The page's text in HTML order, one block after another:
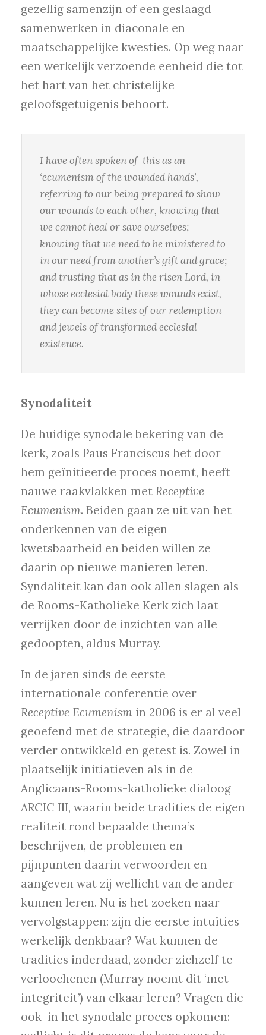
gezellig samenzijn of een geslaagd
samenwerken in diaconale en
maatschappelijke kwesties. Op weg naar
een werkelijk verzoende eenheid die tot
het hart van het christelijke
geloofsgetuigenis behoort.
I have often spoken of this as an
‘ecumenism of the wounded hands’,
referring to our being prepared to show
our wounds to each other, knowing that
we cannot heal or save ourselves;
knowing that we need to be ministered to
in our need from another’s gift and grace;
and trusting that as in the risen Lord, in
whose ecclesial body these wounds exist,
they can become sites of our redemption
and jewels of transformed ecclesial
existence.
Synodaliteit
De huidige synodale bekering van de
kerk, zoals Paus Franciscus het door
hem geïnitieerde proces noemt, heeft
nauwe raakvlakken met Receptive
Ecumenism. Beiden gaan ze uit van het
onderkennen van de eigen
kwetsbaarheid en beiden willen ze
daarin op nieuwe manieren leren.
Syndaliteit kan dan ook allen slagen als
de Rooms-Katholieke Kerk zich laat
verrijken door de inzichten van alle
gedoopten, aldus Murray.
In de jaren sinds de eerste
internationale conferentie over
Receptive Ecumenism in 2006 is er al veel
geoefend met de strategie, die daardoor
verder ontwikkeld en getest is. Zowel in
plaatselijk initiatieven als in de
Anglicaans-Rooms-katholieke dialoog
ARCIC III, waarin beide tradities de eigen
realiteit rond bepaalde thema’s
beschrijven, de problemen en
pijnpunten daarin verwoorden en
aangeven wat zij wellicht van de ander
kunnen leren. Nu is het zoeken naar
vervolgstappen: zijn die eerste intuïties
werkelijk denkbaar? Wat kunnen de
tradities inderdaad, zonder zichzelf te
verloochenen (Murray noemt dit ‘met
integriteit’) van elkaar leren? Vragen die
ook in het synodale proces opkomen: